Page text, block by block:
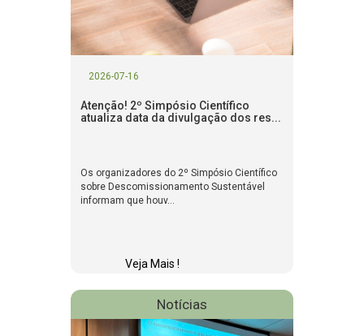
2026-07-16
Atenção! 2º Simpósio Científico
atualiza data da divulgação dos res...
Os organizadores do 2º Simpósio Científico
sobre Descomissionamento Sustentável
informam que houv...
Veja Mais !
Notícias